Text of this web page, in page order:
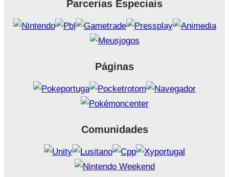
Parcerias Especiais
Páginas
Comunidades